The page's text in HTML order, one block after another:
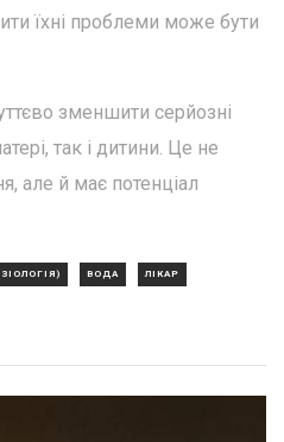
їхні проблеми може бути
зменшити серйозні
так і дитини. Це не
але й має потенціал
ВОДА ЛІКАР